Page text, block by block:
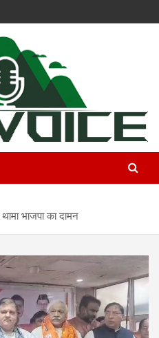
भाजपा का दामन